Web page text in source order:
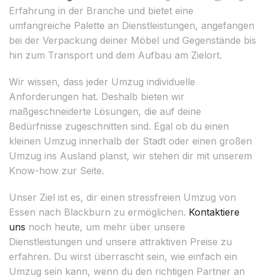
Erfahrung in der Branche und bietet eine
umfangreiche Palette an Dienstleistungen, angefangen
bei der Verpackung deiner Möbel und Gegenstände bis
hin zum Transport und dem Aufbau am Zielort.
Wir wissen, dass jeder Umzug individuelle
Anforderungen hat. Deshalb bieten wir
maßgeschneiderte Lösungen, die auf deine
Bedürfnisse zugeschnitten sind. Egal ob du einen
kleinen Umzug innerhalb der Stadt oder einen großen
Umzug ins Ausland planst, wir stehen dir mit unserem
Know-how zur Seite.
Unser Ziel ist es, dir einen stressfreien Umzug von
Essen nach Blackburn zu ermöglichen. Kontaktiere
uns noch heute, um mehr über unsere
Dienstleistungen und unsere attraktiven Preise zu
erfahren. Du wirst überrascht sein, wie einfach ein
Umzug sein kann, wenn du den richtigen Partner an